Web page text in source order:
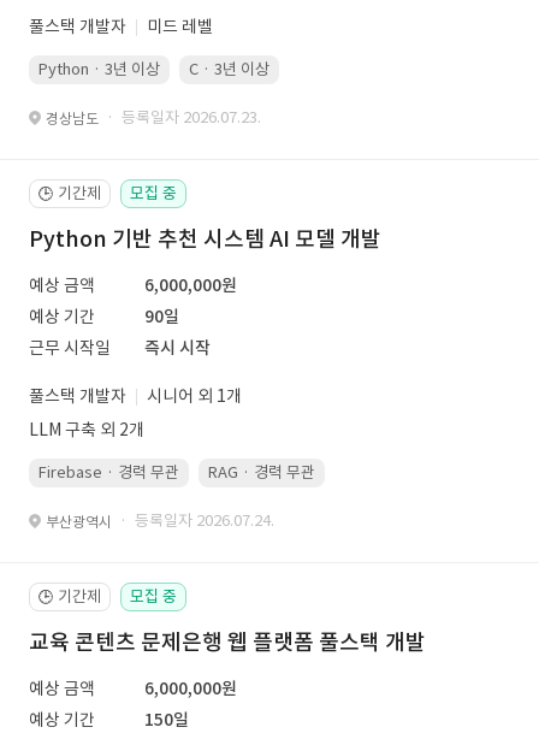
풀스택 개발자 미드 레벨
Python · 3년 이상 C · 3년 이상
경상남도 · 등록일자 2026.07.23.
🕒 기간제 모집 중
Python 기반 추천 시스템 AI 모델 개발
예상 금액
6,000,000원
예상 기간
90일
근무 시작일
즉시 시작
풀스택 개발자
시니어 외 1개
LLM 구축 외 2개
Firebase · 경력 무관 RAG · 경력 무관
부산광역시 · 등록일자 2026.07.24.
🕒 기간제 모집 중
교육 콘텐츠 문제은행 웹 플랫폼 풀스택 개발
예상 금액
6,000,000원
예상 기간
150일